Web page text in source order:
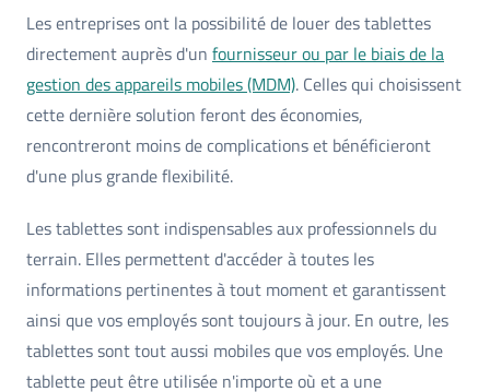
Les entreprises ont la possibilité de louer des tablettes
directement auprès d'un fournisseur ou par le biais de la
gestion des appareils mobiles (MDM). Celles qui choisissent
cette dernière solution feront des économies,
rencontreront moins de complications et bénéficieront
d'une plus grande flexibilité.
Les tablettes sont indispensables aux professionnels du
terrain. Elles permettent d'accéder à toutes les
informations pertinentes à tout moment et garantissent
ainsi que vos employés sont toujours à jour. En outre, les
tablettes sont tout aussi mobiles que vos employés. Une
tablette peut être utilisée n'importe où et a une